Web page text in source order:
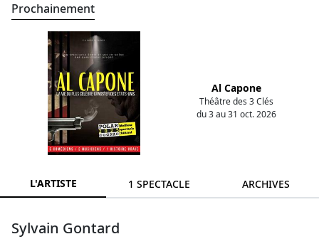
Prochainement
Al Capone
Théâtre des 3 Clés
du 3 au 31 oct. 2026
L'ARTISTE 1 SPECTACLE ARCHIVES
Sylvain Gontard